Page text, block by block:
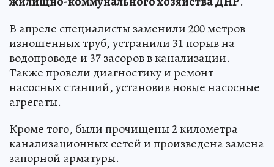
В апреле специалисты заменили 200 метров
изношенных труб, устранили 31 порыв на
водопроводе и 37 засоров в канализации.
Также провели диагностику и ремонт
насосных станций, установив новые насосные
агрегаты.
Кроме того, были прочищены 2 километра
канализационных сетей и произведена замена
запорной арматуры.